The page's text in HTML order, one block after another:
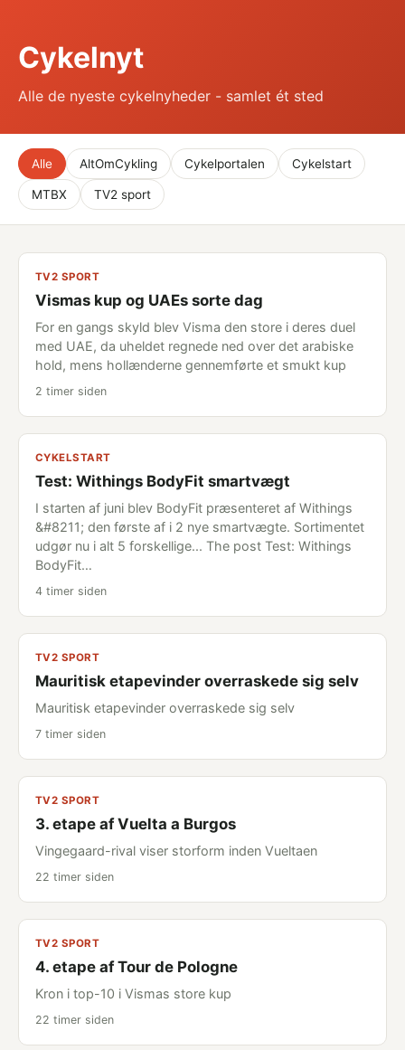
Cykelnyt
Alle de nyeste cykelnyheder - samlet ét sted
Alle AltOmCykling Cykelportalen Cykelstart
MTBX TV2 sport
TV2 SPORT
Vismas kup og UAEs sorte dag
For en gangs skyld blev Visma den store i deres duel
med UAE, da uheldet regnede ned over det arabiske
hold, mens hollænderne gennemførte et smukt kup
2 timer siden
CYKELSTART
Test: Withings BodyFit smartvægt
I starten af juni blev BodyFit præsenteret af Withings
&#8211; den første af i 2 nye smartvægte. Sortimentet
udgør nu i alt 5 forskellige... The post Test: Withings
BodyFit…
4 timer siden
TV2 SPORT
Mauritisk etapevinder overraskede sig selv
Mauritisk etapevinder overraskede sig selv
7 timer siden
TV2 SPORT
3. etape af Vuelta a Burgos
Vingegaard-rival viser storform inden Vueltaen
22 timer siden
TV2 SPORT
4. etape af Tour de Pologne
Kron i top-10 i Vismas store kup
22 timer siden